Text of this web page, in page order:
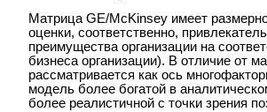
Матрица GE/McKinsey имеет
оценки, соответственно,
преимущества организации на
бизнеса организации). В отличие от
рассматривается как ось
модель более богатой в
более реалистичной с точки зрения